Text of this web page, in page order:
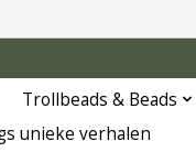
Trollbeads & Beads
unieke verhalen